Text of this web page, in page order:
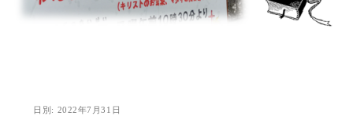
日別: 2022年7月31日